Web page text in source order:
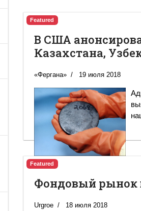
Featured
В США
Казахстана,
«Фергана» 19 июля 2018
Featured
Фондовый рынок
Urgroe 18 июля 2018